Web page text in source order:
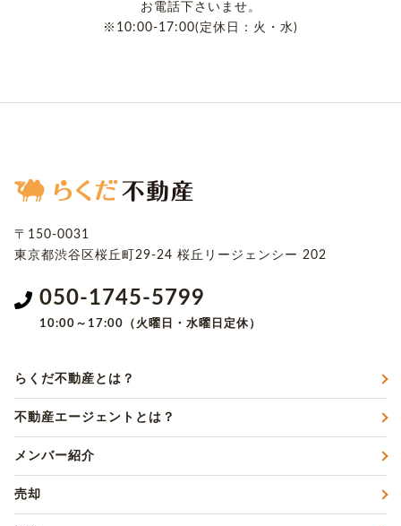
お電話下さいませ。
※10:00-17:00(定休日：火・水)
〒150-0031
東京都渋谷区桜丘町29-24 桜丘リージェンシー 202
050-1745-5799
10:00～17:00（火曜日・水曜日定休）
らくだ不動産とは？
不動産エージェントとは？
メンバー紹介
売却